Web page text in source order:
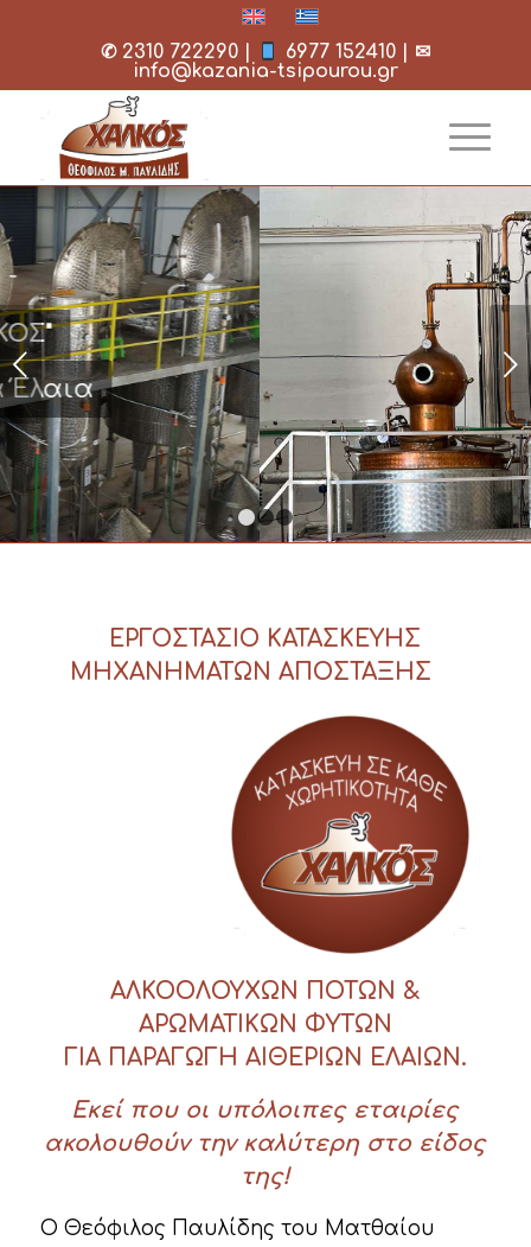
✆ 2310 722290 6977 152410| ✉
info@kazania-tsipourou.gr
Next
1 2 3
ΕΡΓΟΣΤΑΣΙΟ ΚΑΤΑΣΚΕΥΗΣ
ΜΗΧΑΝΗΜΑΤΩΝ ΑΠΟΣΤΑΞΗΣ
ΑΛΚΟΟΛΟΥΧΩΝ ΠΟΤΩΝ &
ΑΡΩΜΑΤΙΚΩΝ ΦΥΤΩΝ
ΓΙΑ ΠΑΡΑΓΩΓΗ ΑΙΘΕΡΙΩΝ ΕΛΑΙΩΝ.
Εκεί που οι υπόλοιπες εταιρίες
ακολουθούν την καλύτερη στο είδος
της!
Ο Θεόφιλος Παυλίδης του Ματθαίου